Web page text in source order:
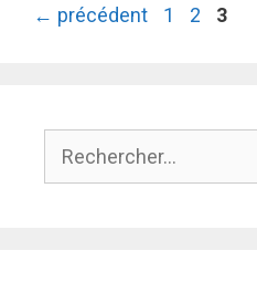
← précédent Page
1 Page
2 Page
3